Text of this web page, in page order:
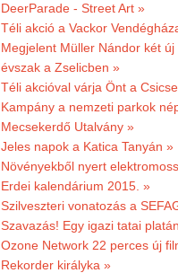
DeerParade - Street Art »
Téli akció a Vackor
Megjelent Müller Nándor két
évszak a Zselicben »
Téli akcióval várja Önt a
Kampány a nemzeti parkok
Mecsekerdő Utalvány »
Jeles napok a Katica Tanyán »
Növényekből nyert
Erdei kalendárium 2015. »
Szilveszteri vonatozás a
Szavazás! Egy igazi tatai
Ozone Network 22 perces új
Rekorder királyka »